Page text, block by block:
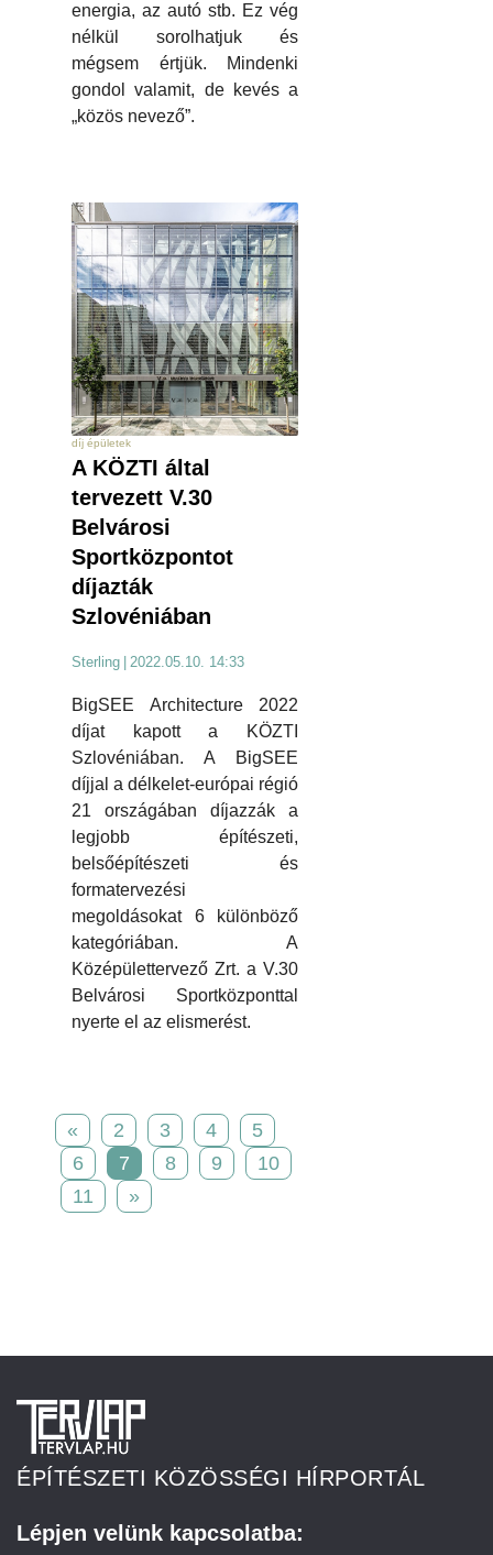
energia, az autó stb. Ez vég
nélkül sorolhatjuk és
mégsem értjük. Mindenki
gondol valamit, de kevés a
„közös nevező”.
díj épületek
A KÖZTI által
tervezett V.30
Belvárosi
Sportközpontot
díjazták
Szlovéniában
Sterling 2022.05.10. 14:33
BigSEE Architecture 2022
díjat kapott a KÖZTI
Szlovéniában. A BigSEE
díjjal a délkelet-európai régió
21 országában díjazzák a
legjobb építészeti,
belsőépítészeti és
formatervezési
megoldásokat 6 különböző
kategóriában. A
Középülettervező Zrt. a V.30
Belvárosi Sportközponttal
nyerte el az elismerést.
« 2 3 4
5
6
7 8 9
10
11
»
ÉPÍTÉSZETI KÖZÖSSÉGI HÍRPORTÁL
Lépjen velünk kapcsolatba: